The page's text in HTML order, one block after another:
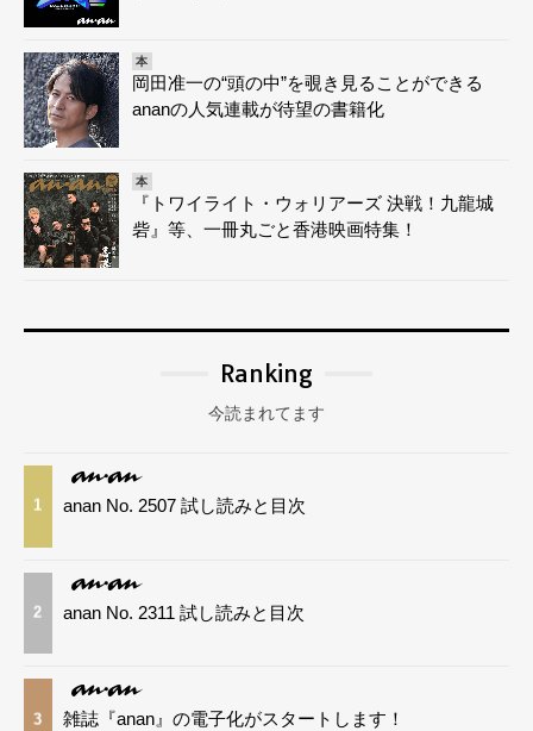
本
岡田准一の“頭の中”を覗き見ることができる
ananの人気連載が待望の書籍化
本
『トワイライト・ウォリアーズ 決戦！九龍城
砦』等、一冊丸ごと香港映画特集！
Ranking
今読まれてます
1 anan No. 2507 試し読みと目次
2 anan No. 2311 試し読みと目次
3 雑誌『anan』の電子化がスタートします！